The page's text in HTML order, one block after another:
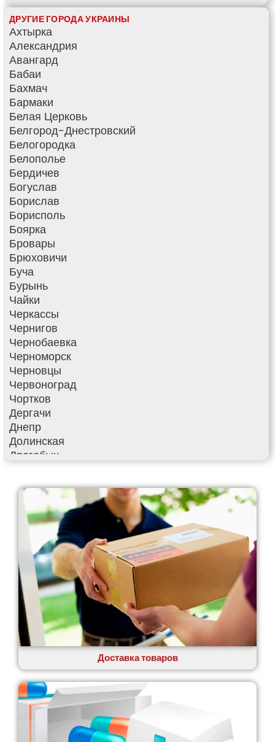
Купить и доставить
Обратная доставка
Быстрая курьерская доставка
Доставка за 60 минут
Доставить товар клиенту
Заказ еды на дом
АТБ доставка
Сильпо доставка
Варус доставка
Ашан доставка
ДРУГИЕ ГОРОДА УКРАИНЫ
Ахтырка
Александрия
Авангард
Бабаи
Бахмач
Бармаки
Белая Церковь
Белгород-Днестровский
Белогородка
Белополье
Бердичев
Богуслав
Борислав
Борисполь
Боярка
Бровары
Брюховичи
Буча
Бурынь
Чайки
Черкассы
Чернигов
Чернобаевка
Черноморск
Черновцы
Червоноград
Чортков
Дергачи
Днепр
Долинская
Дрогобыч
Фонтанка
Гатное
Глеваха
Горишние Плавни
Гостомель
Харьков
Херсон
Хмельницкий
Хмельник
Ирпень
Ивано-Франковск
Измаил
Кагарлык
Калуш
Каменец-Подольский
Каменка
Каменское
Доставка товаров